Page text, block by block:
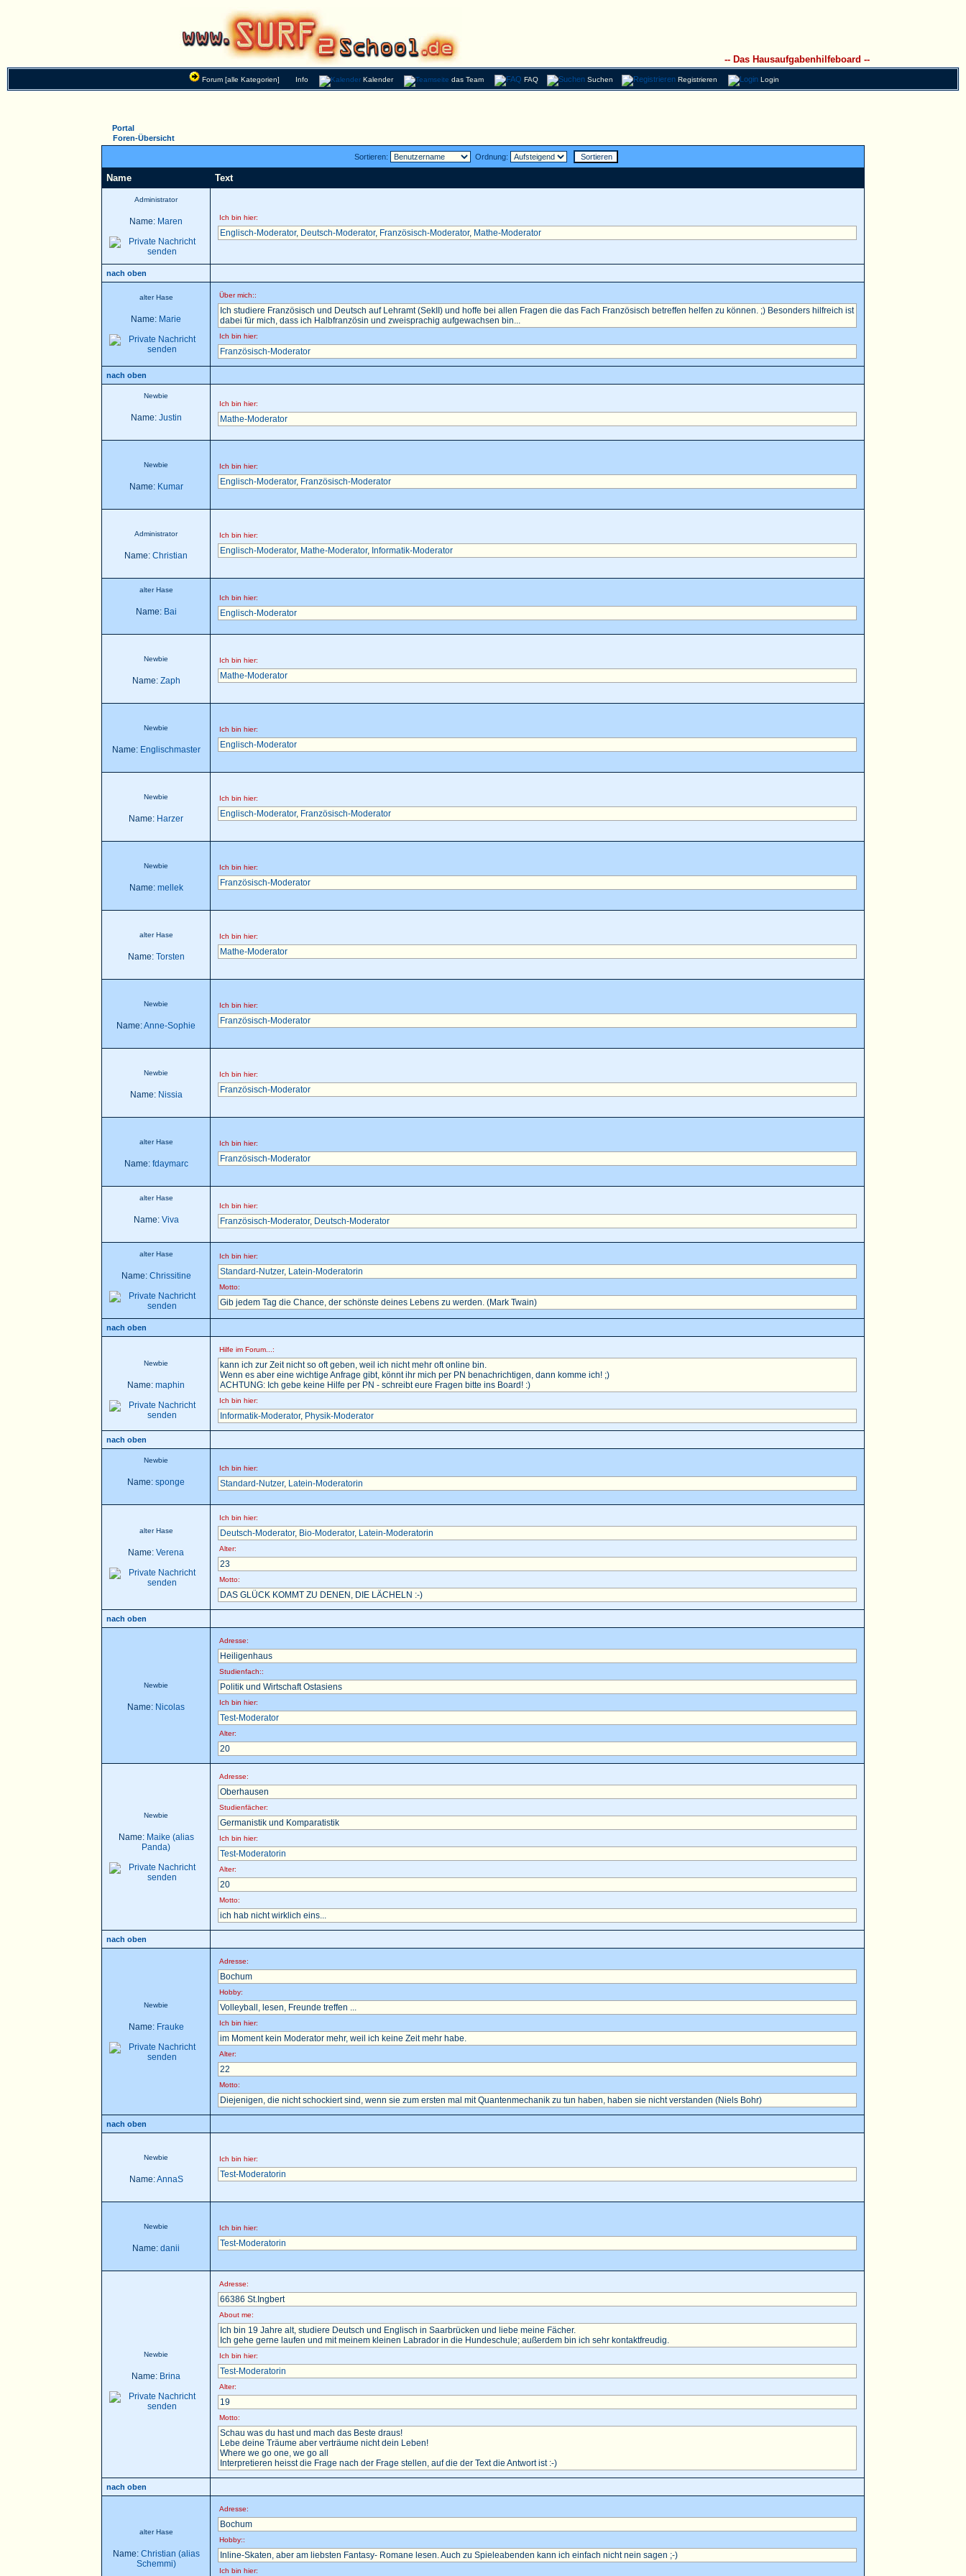
-- Das Hausaufgabenhilfeboard --
Forum [alle Kategorien] Info Kalender das Team FAQ Suchen Registrieren Login
Portal
Foren-Übersicht
Sortieren: Ordnung:
Name Text
Administrator
Name: Maren Ich bin hier:
Englisch-Moderator, Deutsch-Moderator, Französisch-Moderator, Mathe-Moderator
nach oben
alter Hase
Name: Marie
Über mich::
Ich studiere Französisch und Deutsch auf Lehramt (SekII) und hoffe bei allen Fragen die das Fach Französisch betreffen helfen zu können. ;) Besonders hilfreich ist
dabei für mich, dass ich Halbfranzösin und zweisprachig aufgewachsen bin...
Ich bin hier:
Französisch-Moderator
nach oben
Newbie
Name: Justin
Ich bin hier:
Mathe-Moderator
Newbie
Name: Kumar
Ich bin hier:
Englisch-Moderator, Französisch-Moderator
Administrator
Name: Christian
Ich bin hier:
Englisch-Moderator, Mathe-Moderator, Informatik-Moderator
alter Hase
Name: Bai
Ich bin hier:
Englisch-Moderator
Newbie
Name: Zaph
Ich bin hier:
Mathe-Moderator
Newbie
Name: Englischmaster
Ich bin hier:
Englisch-Moderator
Newbie
Name: Harzer
Ich bin hier:
Englisch-Moderator, Französisch-Moderator
Newbie
Name: mellek
Ich bin hier:
Französisch-Moderator
alter Hase
Name: Torsten
Ich bin hier:
Mathe-Moderator
Newbie
Name:Anne-Sophie
Ich bin hier:
Französisch-Moderator
Newbie
Name: Nissia
Ich bin hier:
Französisch-Moderator
alter Hase
Name: fdaymarc
Ich bin hier:
Französisch-Moderator
alter Hase
Name: Viva
Ich bin hier:
Französisch-Moderator, Deutsch-Moderator
alter Hase
Name: Chrissitine
Ich bin hier:
Standard-Nutzer, Latein-Moderatorin
Motto:
Gib jedem Tag die Chance, der schönste deines Lebens zu werden. (Mark Twain)
nach oben
Newbie
Name: maphin
Hilfe im Forum...:
kann ich zur Zeit nicht so oft geben, weil ich nicht mehr oft online bin.
Wenn es aber eine wichtige Anfrage gibt, könnt ihr mich per PN benachrichtigen, dann komme ich! ;)
ACHTUNG: Ich gebe keine Hilfe per PN - schreibt eure Fragen bitte ins Board! :)
Ich bin hier:
Informatik-Moderator, Physik-Moderator
nach oben
Newbie
Name: sponge
Ich bin hier:
Standard-Nutzer, Latein-Moderatorin
alter Hase
Name: Verena
Ich bin hier:
Deutsch-Moderator, Bio-Moderator, Latein-Moderatorin
Alter:
23
Motto:
DAS GLÜCK KOMMT ZU DENEN, DIE LÄCHELN :-)
nach oben
Newbie
Name: Nicolas
Adresse:
Heiligenhaus
Studienfach::
Politik und Wirtschaft Ostasiens
Ich bin hier:
Test-Moderator
Alter:
20
Newbie
Name: Maike (alias
Panda)
Adresse:
Oberhausen
Studienfächer:
Germanistik und Komparatistik
Ich bin hier:
Test-Moderatorin
Alter:
20
Motto:
ich hab nicht wirklich eins...
nach oben
Newbie
Name: Frauke
Adresse:
Bochum
Hobby:
Volleyball, lesen, Freunde treffen ...
Ich bin hier:
im Moment kein Moderator mehr, weil ich keine Zeit mehr habe.
Alter:
22
Motto:
Diejenigen, die nicht schockiert sind, wenn sie zum ersten mal mit Quantenmechanik zu tun haben, haben sie nicht verstanden (Niels Bohr)
nach oben
Newbie
Name:AnnaS
Ich bin hier:
Test-Moderatorin
Newbie
Name: danii
Ich bin hier:
Test-Moderatorin
Newbie
Name: Brina
Adresse:
66386 St.Ingbert
About me:
Ich bin 19 Jahre alt, studiere Deutsch und Englisch in Saarbrücken und liebe meine Fächer.
Ich gehe gerne laufen und mit meinem kleinen Labrador in die Hundeschule; außerdem bin ich sehr kontaktfreudig.
Ich bin hier:
Test-Moderatorin
Alter:
19
Motto:
Schau was du hast und mach das Beste draus!
Lebe deine Träume aber verträume nicht dein Leben!
Where we go one, we go all
Interpretieren heisst die Frage nach der Frage stellen, auf die der Text die Antwort ist :-)
nach oben
alter Hase
Name: Christian (alias
Schemmi)
Adresse:
Bochum
Hobby::
Inline-Skaten, aber am liebsten Fantasy- Romane lesen. Auch zu Spieleabenden kann ich einfach nicht nein sagen ;-)
Ich bin hier: